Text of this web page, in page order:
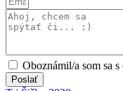
Oboznámil/a som sa
Poslať